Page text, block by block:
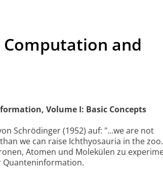
and
Volume I: Basic Concepts
Schrödinger (1952) auf: "...we are not
we can raise Ichthyosauria in the
Atomen und Molekülen zu
Quanteninformation.